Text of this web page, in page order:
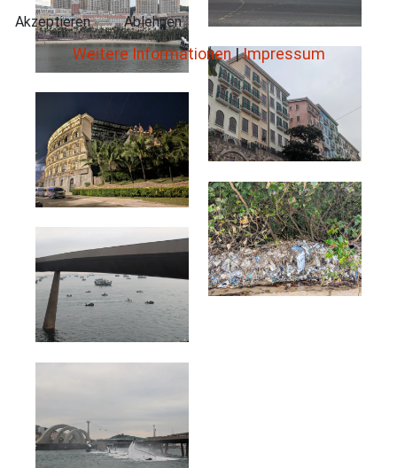
Akzeptieren Ablehnen
Weitere Informationen|Impressum